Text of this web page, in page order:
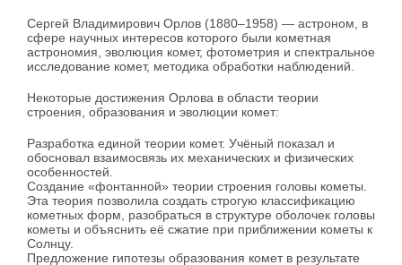
Сергей Владимирович Орлов (1880–1958) — астроном, в
сфере научных интересов которого были кометная
астрономия, эволюция комет, фотометрия и спектральное
исследование комет, методика обработки наблюдений.
Некоторые достижения Орлова в области теории
строения, образования и эволюции комет:
Разработка единой теории комет. Учёный показал и
обосновал взаимосвязь их механических и физических
особенностей.
Создание «фонтанной» теории строения головы кометы.
Эта теория позволила создать строгую классификацию
кометных форм, разобраться в структуре оболочек головы
кометы и объяснить её сжатие при приближении кометы к
Солнцу.
Предложение гипотезы образования комет в результате